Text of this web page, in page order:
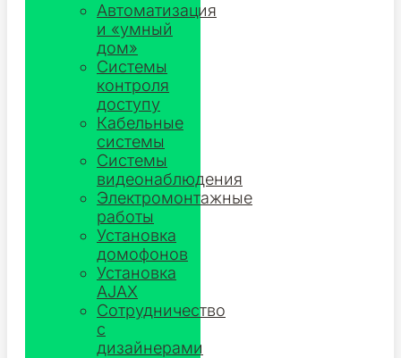
Автоматизация
и «умный
дом»
Системы
контроля
доступу
Кабельные
системы
Системы
видеонаблюдения
Электромонтажные
работы
Установка
домофонов
Установка
AJAX
Сотрудничество
с
дизайнерами